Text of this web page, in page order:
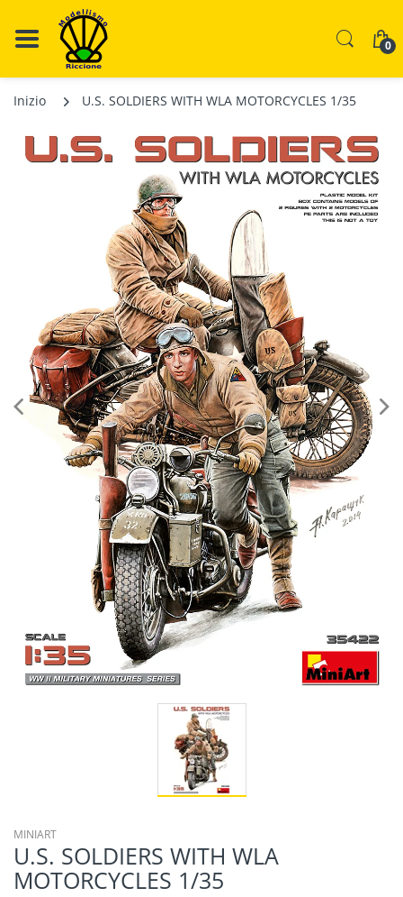
0
Inizio U.S. SOLDIERS WITH WLA MOTORCYCLES 1/35
MINIART
U.S. SOLDIERS WITH WLA
MOTORCYCLES 1/35